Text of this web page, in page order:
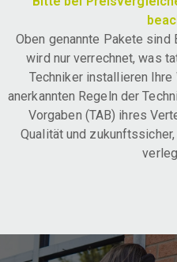
Oben genannte Pakete
wird nur verrechnet, was
Techniker installieren
anerkannten Regeln der
Vorgaben (TAB) ihres
Qualität und